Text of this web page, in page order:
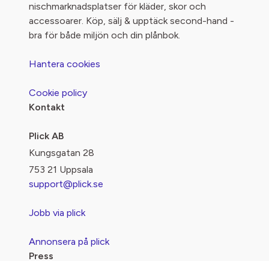
nischmarknadsplatser för kläder, skor och
accessoarer. Köp, sälj & upptäck second-hand -
bra för både miljön och din plånbok.
Hantera cookies
Cookie policy
Kontakt
Plick AB
Kungsgatan 28
753 21 Uppsala
support@plick.se
Jobb via plick
Annonsera på plick
Press